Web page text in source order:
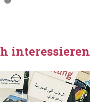
interessieren